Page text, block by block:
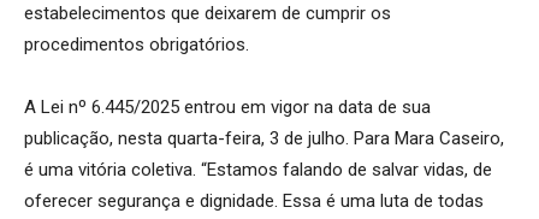
estabelecimentos que deixarem de cumprir os
procedimentos obrigatórios.
A Lei nº 6.445/2025 entrou em vigor na data de sua
publicação, nesta quarta-feira, 3 de julho. Para Mara Caseiro,
é uma vitória coletiva. “Estamos falando de salvar vidas, de
oferecer segurança e dignidade. Essa é uma luta de todas